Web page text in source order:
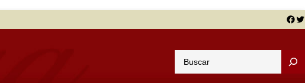
Facebook Twitter
u